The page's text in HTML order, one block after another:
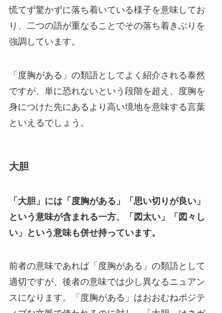
慌てず驚かずに落ち着いている様子を意味してお
り、二つの語が重なることでその落ち着きぶりを
強調しています。
「度胸がある」の類語としてよく紹介される泰然
ですが、単に恐れないという段階を超え、度胸を
身につけた先にあるより高い境地を意味する言葉
といえるでしょう。
大胆
「大胆」には「度胸がある」「思い切りが良い」
という意味が含まれる一方、「図太い」「図々し
い」という意味も併せ持っています。
前者の意味であれば「度胸がある」の類語として
適切ですが、後者の意味では少し異なるニュアン
スになります。「度胸がある」はおおむねポジテ